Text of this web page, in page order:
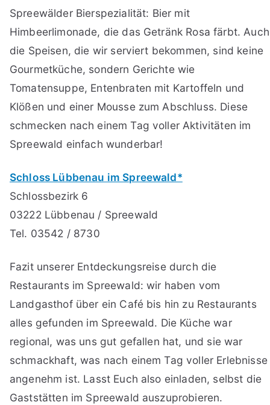
Spreewälder Bierspezialität: Bier mit
Himbeerlimonade, die das Getränk Rosa färbt. Auch
die Speisen, die wir serviert bekommen, sind keine
Gourmetküche, sondern Gerichte wie
Tomatensuppe, Entenbraten mit Kartoffeln und
Klößen und einer Mousse zum Abschluss. Diese
schmecken nach einem Tag voller Aktivitäten im
Spreewald einfach wunderbar!
Schloss Lübbenau im Spreewald*
Schlossbezirk 6
03222 Lübbenau / Spreewald
Tel. 03542 / 8730
Fazit unserer Entdeckungsreise durch die
Restaurants im Spreewald: wir haben vom
Landgasthof über ein Café bis hin zu Restaurants
alles gefunden im Spreewald. Die Küche war
regional, was uns gut gefallen hat, und sie war
schmackhaft, was nach einem Tag voller Erlebnisse
angenehm ist. Lasst Euch also einladen, selbst die
Gaststätten im Spreewald auszuprobieren.